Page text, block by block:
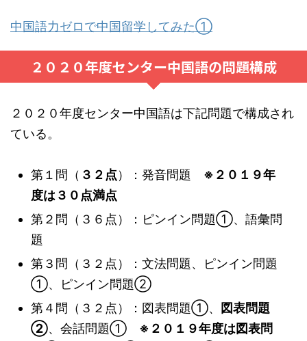
中国語力ゼロで中国留学してみた①
２０２０年度センター中国語の問題構成
２０２０年度センター中国語は下記問題で構成され
ている。
第１問（ ３２点）：発音問題 ※２０１９年
度は３０点満点
第２問（３６点）：ピンイン問題①、語彙問
題
第３問（３２点）：文法問題、ピンイン問題
①、ピンイン問題②
第４問（３２点）：図表問題①、
図表問題
②、会話問題① ※２０１９年度は図表問